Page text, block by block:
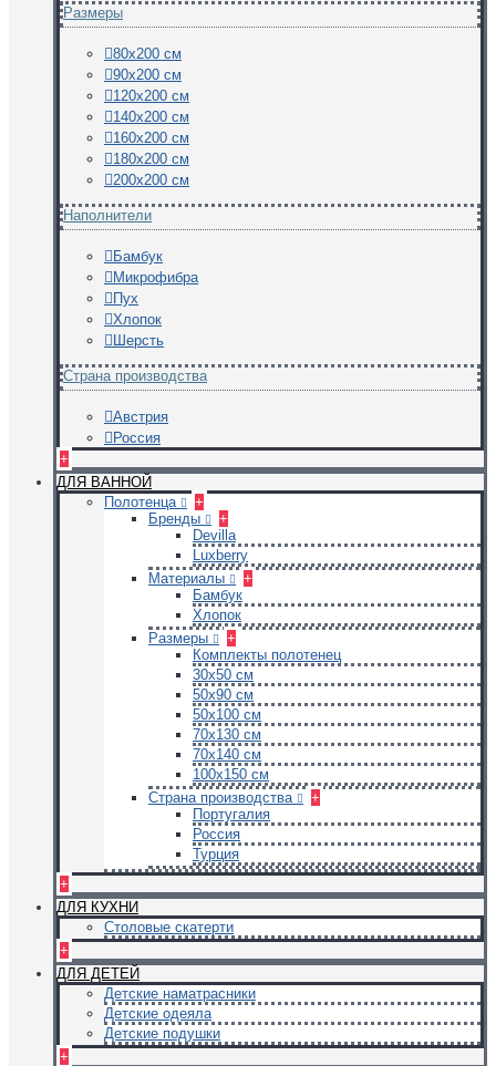
Размеры
80х200 см
90х200 см
120х200 см
140х200 см
160х200 см
180х200 см
200х200 см
Наполнители
Бамбук
Микрофибра
Пух
Хлопок
Шерсть
Страна производства
Австрия
Россия
+
ДЛЯ ВАННОЙ
Полотенца
+
Бренды
+
Devilla
Luxberry
Материалы
+
Бамбук
Хлопок
Размеры
+
Комплекты полотенец
30х50 см
50х90 см
50х100 см
70х130 см
70х140 см
100х150 см
Страна производства
+
Португалия
Россия
Турция
+
ДЛЯ КУХНИ
Столовые скатерти
+
ДЛЯ ДЕТЕЙ
Детские наматрасники
Детские одеяла
Детские подушки
+